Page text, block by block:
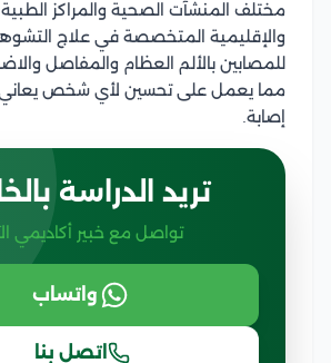
مختلف المنشآت الصحية والمراكز الطبية
والإقليمية المتخصصة في علاج
للمصابين بالألم العظام والمفاصل
مما يعمل على تحسين لأي شخص
إصابة.
تريد الدراسة
تواصل مع خبير أكاديمي
واتساب
اتصل بنا